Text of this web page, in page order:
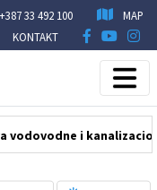
+387 33 492 100
MAP
KONTAKT
i kanalizacione